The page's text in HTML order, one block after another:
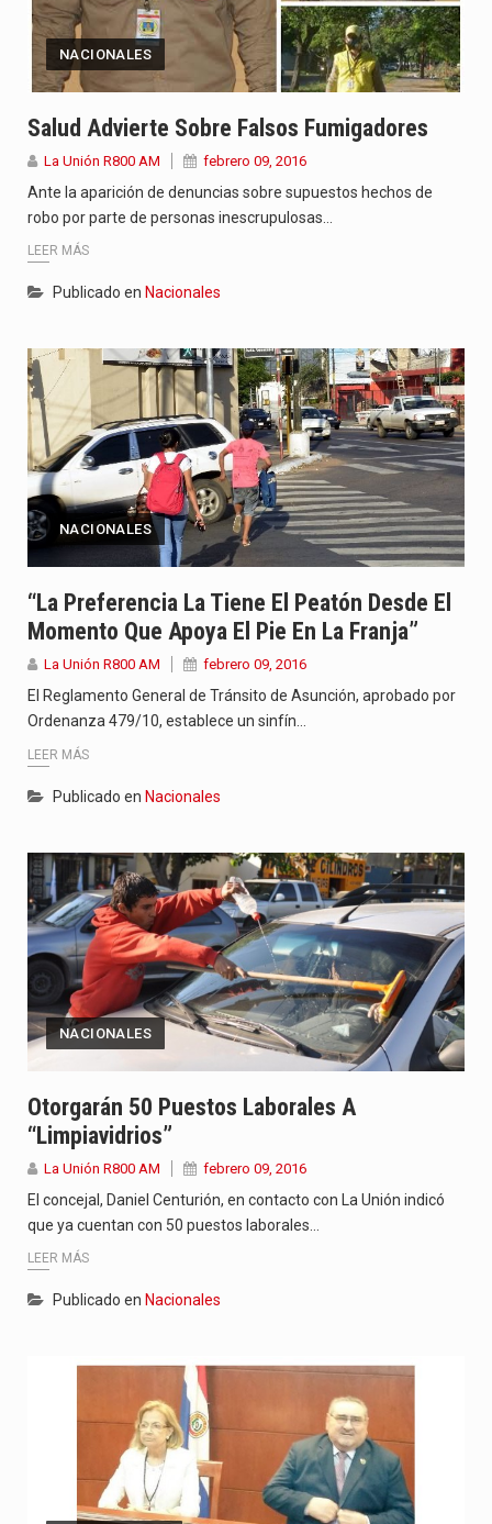
NACIONALES
Salud Advierte Sobre Falsos Fumigadores
La Unión R800 AM febrero 09, 2016
Ante la aparición de denuncias sobre supuestos hechos de
robo por parte de personas inescrupulosas…
LEER MÁS
Publicado en Nacionales
NACIONALES
“La Preferencia La Tiene El Peatón Desde El
Momento Que Apoya El Pie En La Franja”
La Unión R800 AM febrero 09, 2016
El Reglamento General de Tránsito de Asunción, aprobado por
Ordenanza 479/10, establece un sinfín…
LEER MÁS
Publicado en Nacionales
NACIONALES
Otorgarán 50 Puestos Laborales A
“limpiavidrios”
La Unión R800 AM febrero 09, 2016
El concejal, Daniel Centurión, en contacto con La Unión indicó
que ya cuentan con 50 puestos laborales…
LEER MÁS
Publicado en Nacionales